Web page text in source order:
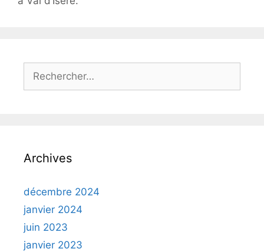
Archives
décembre 2024
janvier 2024
juin 2023
janvier 2023